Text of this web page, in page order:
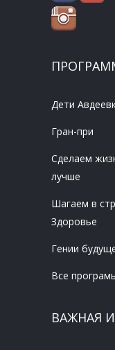
Дети
Гран-при
Сделаем
лучше
Шагаем в
Здоровье
Гении
Все
ВАЖНАЯ